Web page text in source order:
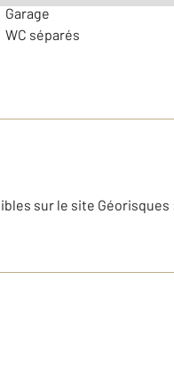
Garage
WC séparés
sur le site